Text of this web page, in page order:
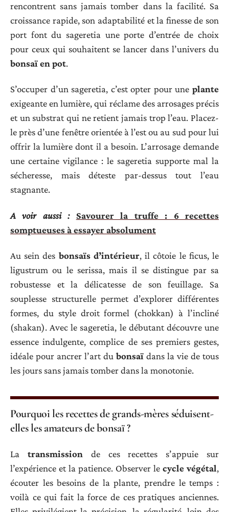
rencontrent sans jamais tomber dans la facilité. Sa
croissance rapide, son adaptabilité et la finesse de son
port font du sageretia une porte d’entrée de choix
pour ceux qui souhaitent se lancer dans l’univers du
bonsaï en pot.
S’occuper d’un sageretia, c’est opter pour une plante
exigeante en lumière, qui réclame des arrosages précis
et un substrat qui ne retient jamais trop l’eau. Placez-
le près d’une fenêtre orientée à l’est ou au sud pour lui
offrir la lumière dont il a besoin. L’arrosage demande
une certaine vigilance : le sageretia supporte mal la
sécheresse, mais déteste par-dessus tout l’eau
stagnante.
A voir aussi :
Savourer la truffe : 6 recettes
somptueuses à essayer absolument
Au sein des bonsaïs d’intérieur, il côtoie le ficus, le
ligustrum ou le serissa, mais il se distingue par sa
robustesse et la délicatesse de son feuillage. Sa
souplesse structurelle permet d’explorer différentes
formes, du style droit formel (chokkan) à l’incliné
(shakan). Avec le sageretia, le débutant découvre une
essence indulgente, complice de ses premiers gestes,
idéale pour ancrer l’art du bonsaï dans la vie de tous
les jours sans jamais tomber dans la monotonie.
Pourquoi les recettes de grands-mères séduisent-
elles les amateurs de bonsaï ?
La transmission de ces recettes s’appuie sur
l’expérience et la patience. Observer le cycle végétal,
écouter les besoins de la plante, prendre le temps :
voilà ce qui fait la force de ces pratiques anciennes.